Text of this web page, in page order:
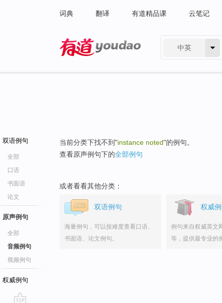
词典 翻译 有道精品课 云笔记
中英
双语例句
全部
口语
书面语
论文
原声例句
全部
音频例句
视频例句
权威例句
当前分类下找不到"instance noted"的例句。
查看原声例句下的全部例句
或者看看其他分类：
双语例句
海量例句，可以按难度查看口语、
书面语、论文例句。
权威
例句来自权威英文
等，提供最专业的